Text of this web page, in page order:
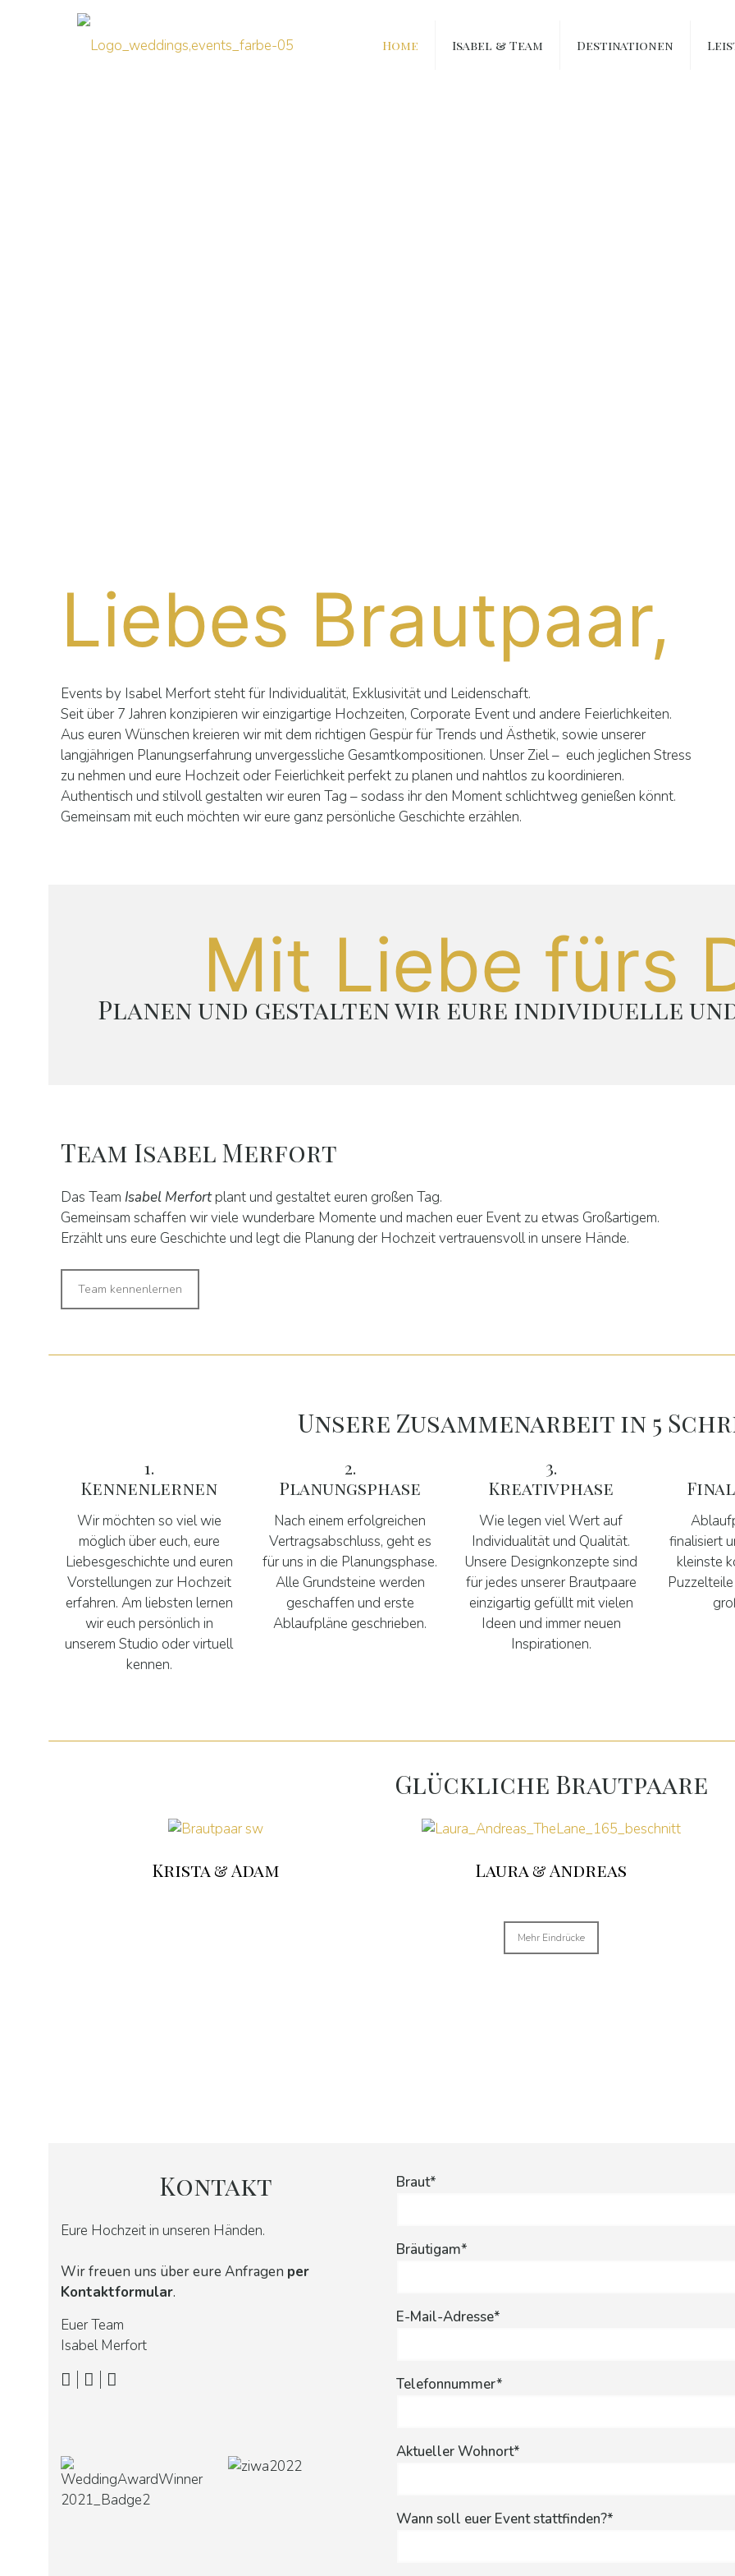
Home Isabel & Team Destinationen
Liebes Brautpaar,
Events by Isabel Merfort steht für Individualität, Exklusivität und Leidenschaft.
Seit über 7 Jahren konzipieren wir einzigartige Hochzeiten, Corporate Event und andere Feierlichkeiten.
Aus euren Wünschen kreieren wir mit dem richtigen Gespür für Trends und Ästhetik, sowie unserer
langjährigen Planungserfahrung unvergessliche Gesamtkompositionen. Unser Ziel – euch jeglichen Stress
zu nehmen und eure Hochzeit oder Feierlichkeit perfekt zu planen und nahtlos zu koordinieren.
Authentisch und stilvoll gestalten wir euren Tag – sodass ihr den Moment schlichtweg genießen könnt.
Gemeinsam mit euch möchten wir eure ganz persönliche Geschichte erzählen.
Mit Liebe fürs
Planen und gestalten wir eure individuelle
Team Isabel Merfort
Das Team Isabel Merfortplant und gestaltet euren großen Tag.
Gemeinsam schaffen wir viele wunderbare Momente und machen euer Event zu etwas Großartigem.
Erzählt uns eure Geschichte und legt die Planung der Hochzeit vertrauensvoll in unsere Hände.
Team kennenlernen
Unsere Zusammenarbeit in 5
1.
Kennenlernen
Wir möchten so viel wie
möglich über euch, eure
Liebesgeschichte und euren
Vorstellungen zur Hochzeit
erfahren. Am liebsten lernen
wir euch persönlich in
unserem Studio oder virtuell
kennen.
2.
Planungsphase
Nach einem erfolgreichen
Vertragsabschluss, geht es
für uns in die Planungsphase.
Alle Grundsteine werden
geschaffen und erste
Ablaufpläne geschrieben.
3.
Kreativphase
Wie legen viel Wert auf
Individualität und Qualität.
Unsere Designkonzepte sind
für jedes unserer Brautpaare
einzigartig gefüllt mit vielen
Ideen und immer neuen
Inspirationen.
finalisiert
kleinste
Glückliche Brautpaare
Krista & Adam Laura & Andreas
Mehr Eindrücke
Kontakt
Eure Hochzeit in unseren Händen.
Wir freuen uns über eure Anfragen per
Kontaktformular.
Euer Team
Isabel Merfort
| |
Braut*
Bräutigam*
E-Mail-Adresse*
Telefonnummer*
Aktueller Wohnort*
Wann soll euer Event stattfinden?*